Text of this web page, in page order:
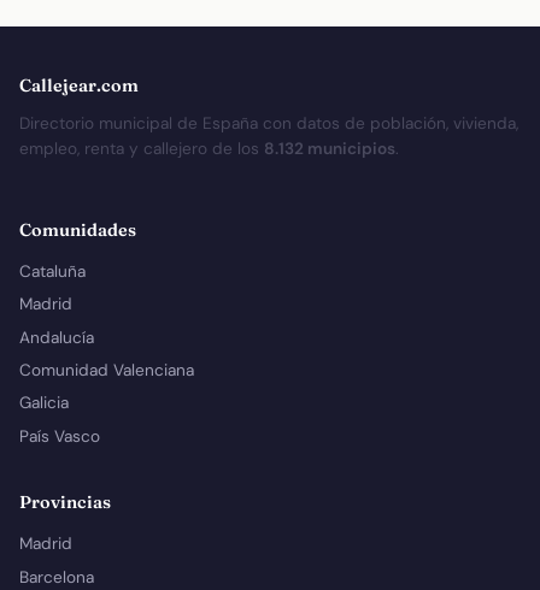
Callejear.com
Directorio municipal de España con datos de población, vivienda,
empleo, renta y callejero de los 8.132 municipios.
Comunidades
Cataluña
Madrid
Andalucía
Comunidad Valenciana
Galicia
País Vasco
Provincias
Madrid
Barcelona